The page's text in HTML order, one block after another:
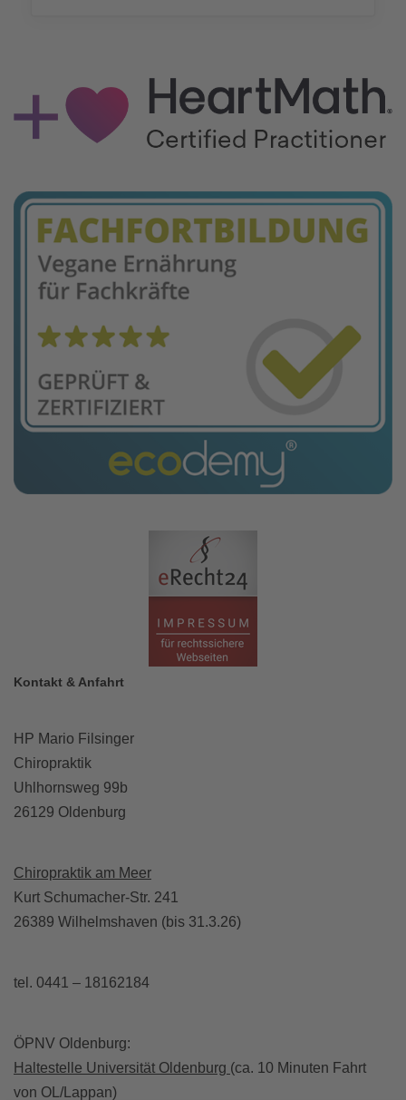
Kontakt & Anfahrt
HP Mario Filsinger
Chiropraktik
Uhlhornsweg 99b
26129 Oldenburg
Chiropraktik am Meer
Kurt Schumacher-Str. 241
26389 Wilhelmshaven (bis 31.3.26)
tel. 0441 – 18162184
ÖPNV Oldenburg:
Haltestelle Universität Oldenburg (ca. 10 Minuten Fahrt
von OL/Lappan)